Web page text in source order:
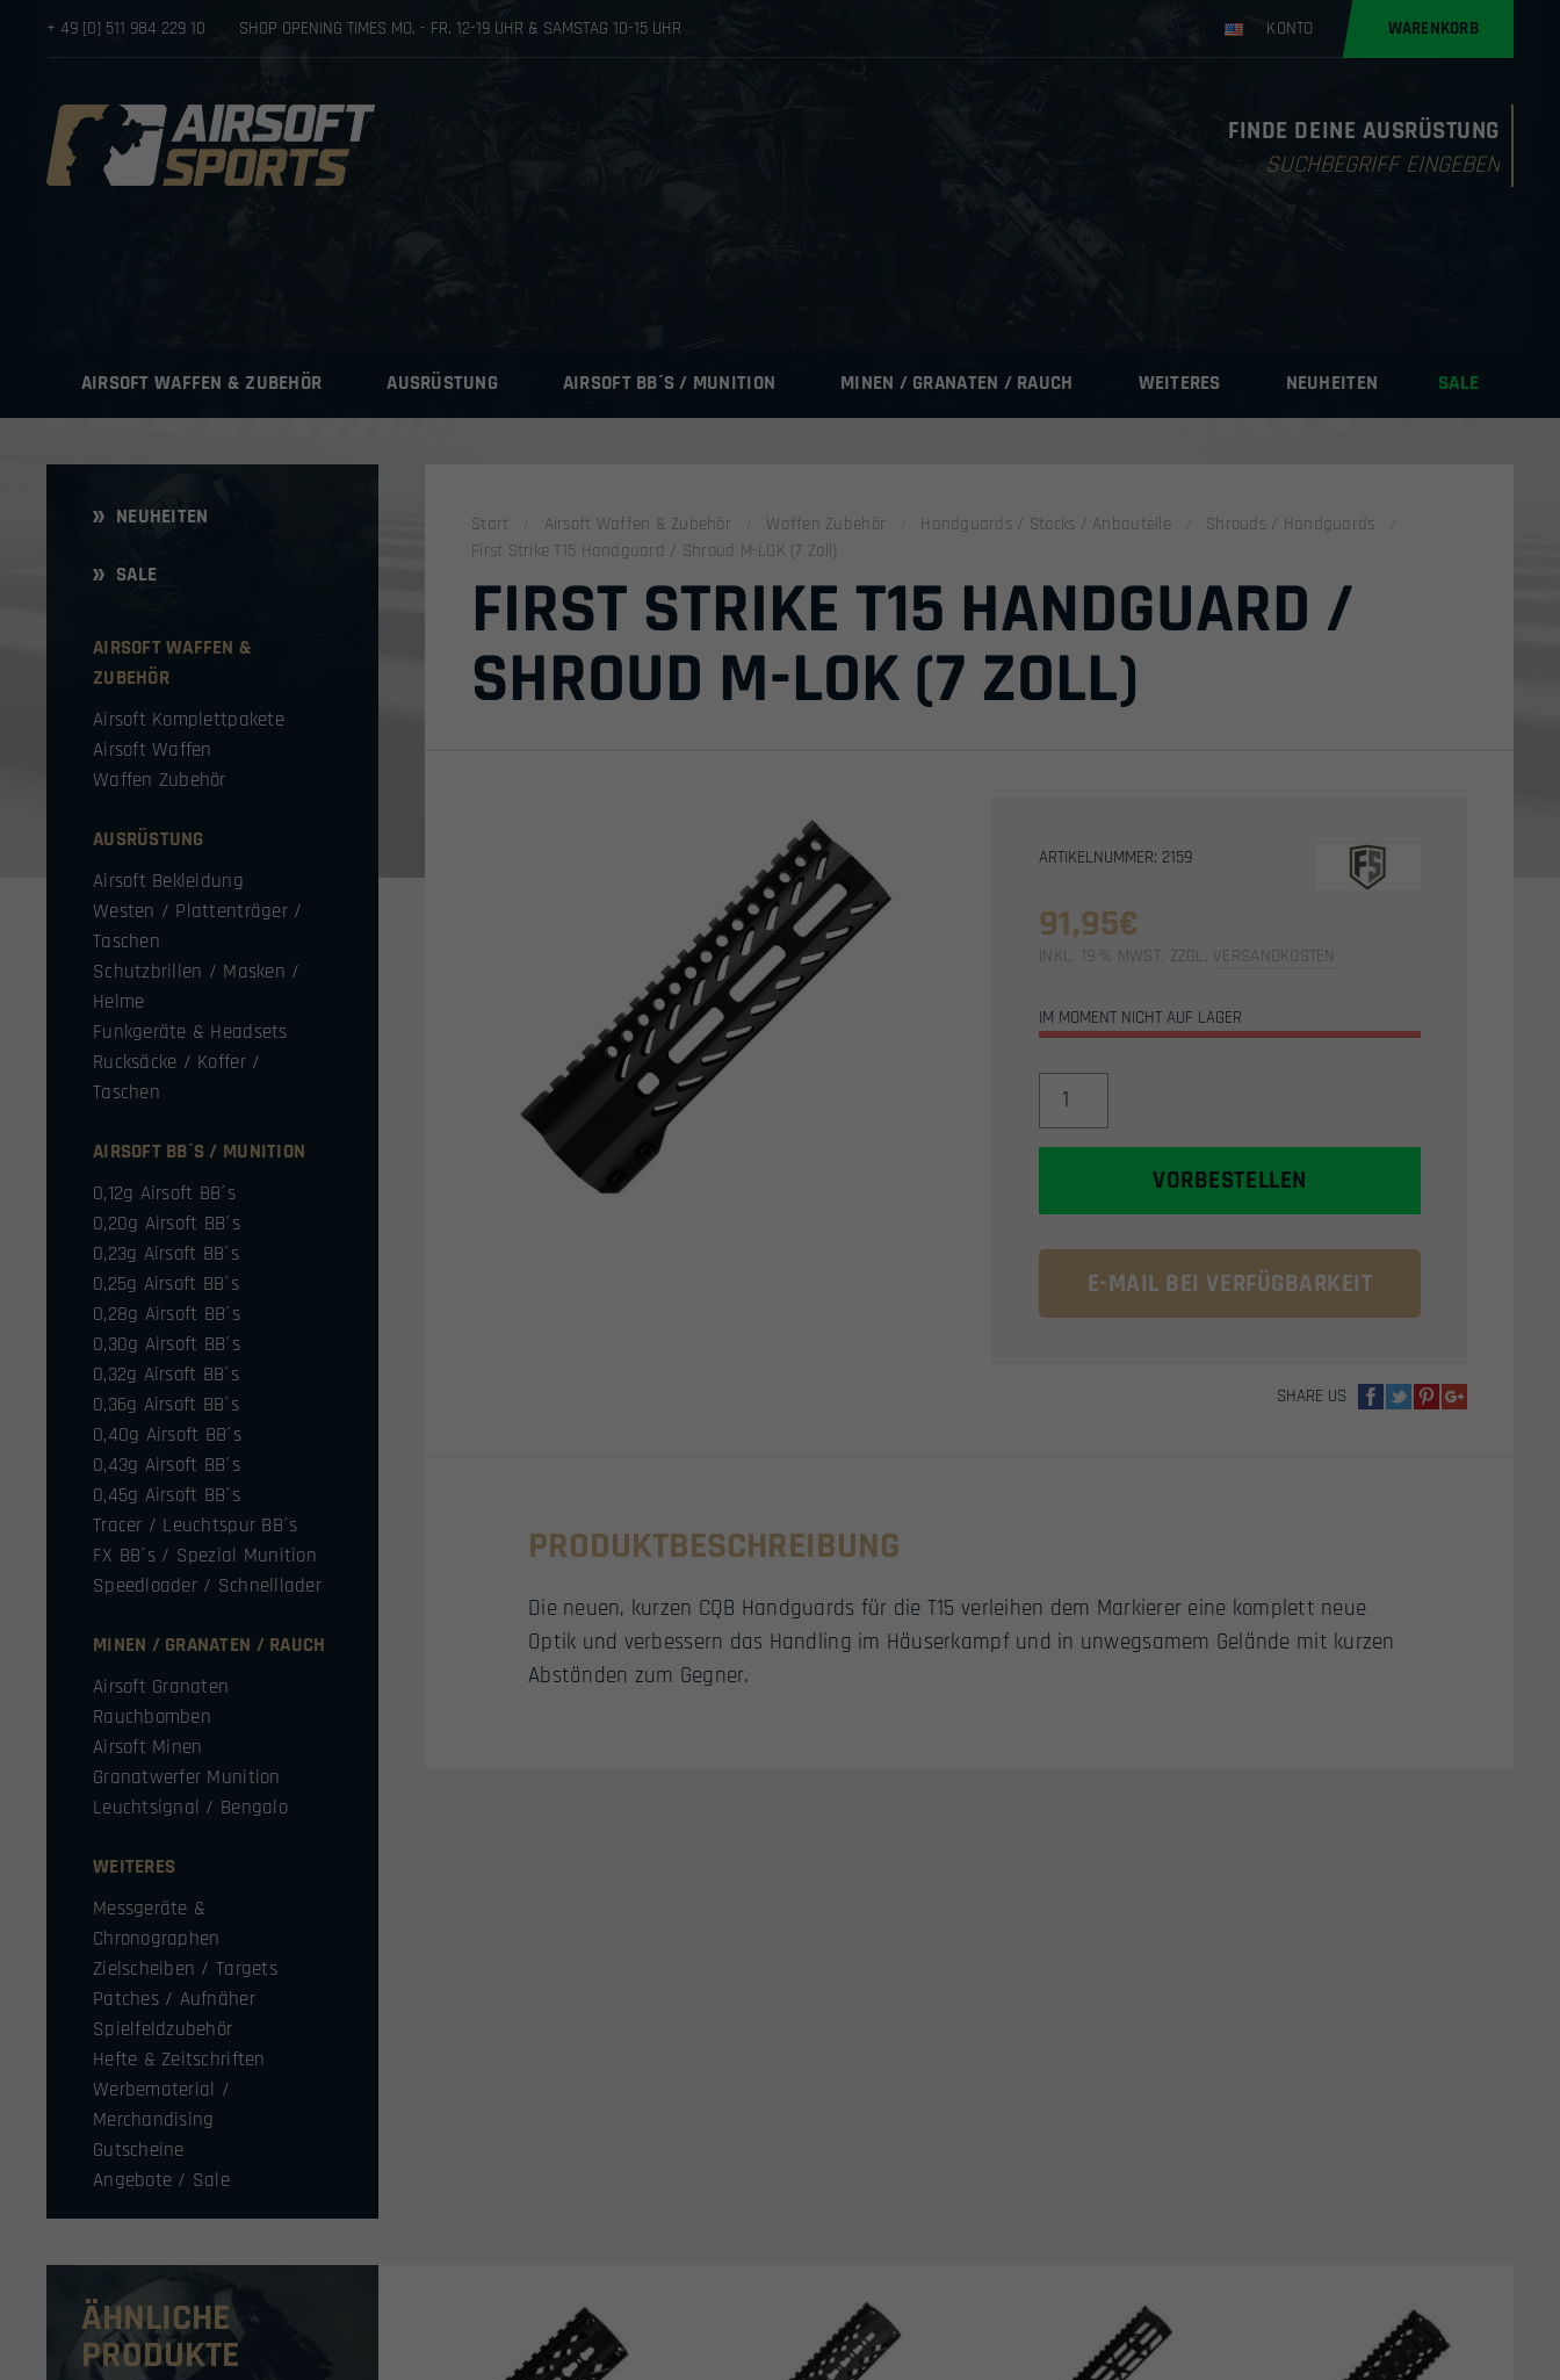
+ 49 [0] 511 984 229 10 SHOP OPENING TIMES MO. - FR. 12-19 UHR & SAMSTAG 10-15 UHR KONTO WARENKORB
FINDE DEINE AUSRÜSTUNG
Products
AIRSOFT WAFFEN & ZUBEHÖR AUSRÜSTUNG AIRSOFT BB´S / MUNITION MINEN / GRANATEN / RAUCH WEITERES NEUHEITEN SALE
NEUHEITEN
SALE
AIRSOFT WAFFEN &
ZUBEHÖR
Airsoft Komplettpakete
Airsoft Waffen
Waffen Zubehör
AUSRÜSTUNG
Airsoft Bekleidung
Westen / Plattenträger /
Taschen
Schutzbrillen / Masken /
Helme
Funkgeräte & Headsets
Rucksäcke / Koffer /
Taschen
AIRSOFT BB´S / MUNITION
0,12g Airsoft BB´s
0,20g Airsoft BB´s
0,23g Airsoft BB´s
0,25g Airsoft BB´s
0,28g Airsoft BB´s
0,30g Airsoft BB´s
0,32g Airsoft BB´s
0,36g Airsoft BB´s
0,40g Airsoft BB´s
0,43g Airsoft BB´s
0,45g Airsoft BB´s
Tracer / Leuchtspur BB´s
FX BB´s / Spezial Munition
Speedloader / Schnelllader
MINEN / GRANATEN / RAUCH
Airsoft Granaten
Rauchbomben
Airsoft Minen
Granatwerfer Munition
Leuchtsignal / Bengalo
WEITERES
Messgeräte &
Chronographen
Zielscheiben / Targets
Patches / Aufnäher
Spielfeldzubehör
Hefte & Zeitschriften
Werbematerial /
Merchandising
Gutscheine
Angebote / Sale
Start Airsoft Waffen & Zubehör Waffen Zubehör Handguards / Stocks / Anbauteile
Shrouds / Handguards
First Strike T15 Handguard / Shroud M-LOK (7 Zoll)
FIRST STRIKE T15 HANDGUARD /
SHROUD M-LOK (7 ZOLL)
ARTIKELNUMMER: 2159
91,95€
INKL. 19 % MWST. ZZGL. VERSANDKOSTEN
IM MOMENT NICHT AUF LAGER
STRIKE
SHROUD
M-
ZOLL)
VORBESTELLEN
E-MAIL BEI VERFÜGBARKEIT
SHARE US
PRODUKTBESCHREIBUNG
Die neuen, kurzen CQB Handguards für die T15 verleihen dem Markierer eine komplett neue
Optik und verbessern das Handling im Häuserkampf und in unwegsamem Gelände mit kurzen
Abständen zum Gegner.
ÄHNLICHE
PRODUKTE